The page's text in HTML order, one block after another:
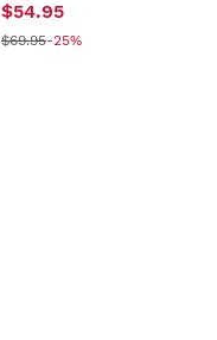
$54.95
$69.95-25%